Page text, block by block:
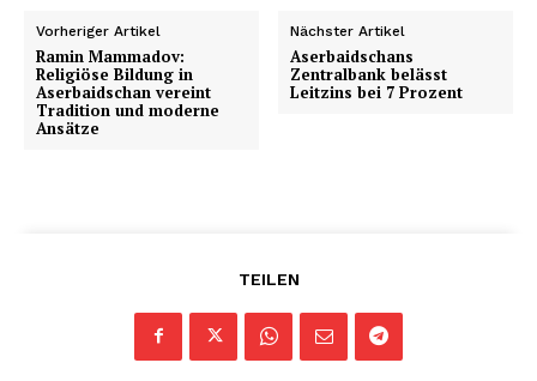
Vorheriger Artikel
Ramin Mammadov:
Religiöse Bildung in
Aserbaidschan vereint
Tradition und moderne
Ansätze
Nächster Artikel
Aserbaidschans
Zentralbank belässt
Leitzins bei 7 Prozent
TEILEN